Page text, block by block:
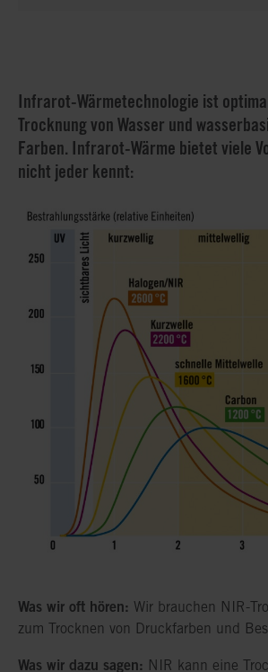
Infrarot-Wärmetechnologie ist
Trocknung von Wasser und
Farben. Infrarot-Wärme bietet viele
nicht jeder kennt:
Was wir oft hören: Wir brauchen NIR-
zum Trocknen von Druckfarben und
Was wir dazu sagen: NIR kann eine